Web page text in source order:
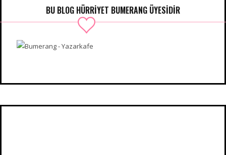
BU BLOG HÜRRIYET BUMERANG ÜYESIDIR